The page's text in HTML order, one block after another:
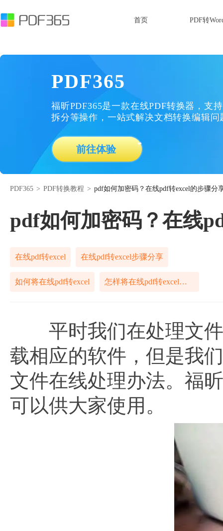
首页 PDF转
PDF365
福昕PDF365是一款在线PDF转换器，支
拆分等操作，一站式解决文档转换编辑问
前往体验
PDF365 > PDF转换教程 > pdf如何加密码？在线pdf转excel的步骤分
pdf如何加密码？在线
在线pdf转excel 在线pdf转excel步骤分享
如何将在线pdf转excel 怎样将在线pdf转excel免费
平时我们在处理文件
载相应的软件，但是我
文件在线处理办法。福
可以供大家使用。